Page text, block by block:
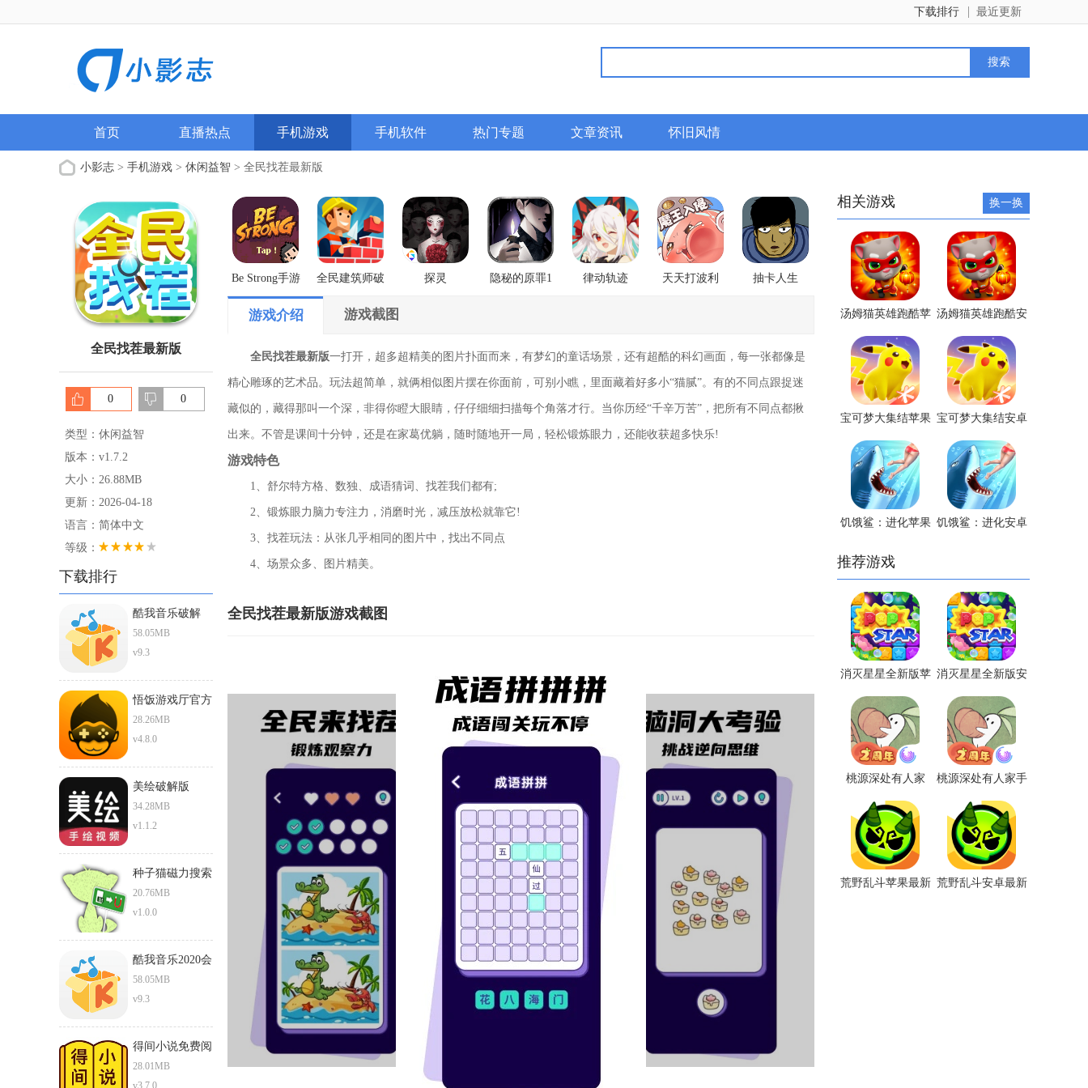
最近更新
下载排行
首页 直播热点 手机游戏 手机软件 热门专题 文章资讯 怀旧风情
小影志 > 手机游戏 > 休闲益智 > 全民找茬最新版
全民找茬最新版
0 0
类型：休闲益智
版本：v1.7.2
大小：26.88MB
更新：2026-04-18
语言：简体中文
等级：
下载排行
酷我音乐破解
ios直装版
58.05MB
v9.3
悟饭游戏厅官方
正版下载安卓版
28.26MB
v4.8.0
美绘破解版
34.28MB
v1.1.2
种子猫磁力搜索
torrentkitty
20.76MB
v1.0.0
酷我音乐2020会
员破解版
58.05MB
v9.3
得间小说免费阅
读在线阅读
28.01MB
v3.7.0
Be Strong手游
全民建筑师破
探灵
隐秘的原罪1
律动轨迹
天天打波利 抽卡人生
游戏介绍 游戏截图
全民找茬最新版一打开，超多超精美的图片扑面而来，有梦幻的童话场景，还有超酷的科幻画面，每一张都像是
精心雕琢的艺术品。玩法超简单，就俩相似图片摆在你面前，可别小瞧，里面藏着好多小“猫腻”。有的不同点跟捉迷
藏似的，藏得那叫一个深，非得你瞪大眼睛，仔仔细细扫描每个角落才行。当你历经“千辛万苦”，把所有不同点都揪
出来。不管是课间十分钟，还是在家葛优躺，随时随地开一局，轻松锻炼眼力，还能收获超多快乐!
游戏特色
1、舒尔特方格、数独、成语猜词、找茬我们都有;
2、锻炼眼力脑力专注力，消磨时光，减压放松就靠它!
3、找茬玩法：从张几乎相同的图片中，找出不同点
4、场景众多、图片精美。
全民找茬最新版游戏截图
相关游戏 换一换
汤姆猫英雄跑酷苹
果手游正版
汤姆猫英雄跑酷安
卓手游正版
宝可梦大集结苹果
最新版手游
宝可梦大集结安卓
最新版手游
饥饿鲨：进化苹果 饥饿鲨：进化安卓
推荐游戏
消灭星星全新版苹
果最新版
消灭星星全新版安
卓最新版
桃源深处有人家
2025最新版
桃源深处有人家手
游最新版
荒野乱斗苹果最新 荒野乱斗安卓最新